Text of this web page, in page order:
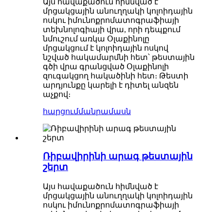
մրցակցային անուղղակի կոլոիդային
ոսկու իմունոքրոմատոգրաֆիայի
տեխնոլոգիայի վրա, որի դեպքում
նմուշում առկա Օլաքինոլը
մրցակցում է կոլոիդային ոսկով
նշված հակամարմնի հետ՝ թեստային
գծի վրա գրանցված Օլաքինոլի
զուգակցող հակածինի հետ։ Թեստի
արդյունքը կարելի է դիտել անզեն
աչքով։
հարցումմանրամասն
Ռիբավիրինի արագ թեստային
շերտ
Այս հավաքածուն հիմնված է
մրցակցային անուղղակի կոլոիդային
ոսկու իմունոքրոմատոգրաֆիայի